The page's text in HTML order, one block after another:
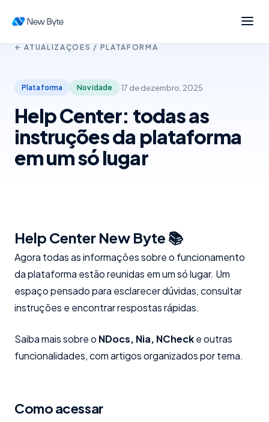
← ATUALIZAÇÕES / PLATAFORMA
Plataforma Novidade ·17 de dezembro, 2025
Help Center: todas as
instruções da plataforma
em um só lugar
Help Center New Byte 📚
Agora todas as informações sobre o funcionamento
da plataforma estão reunidas em um só lugar. Um
espaço pensado para esclarecer dúvidas, consultar
instruções e encontrar respostas rápidas.
Saiba mais sobre o NDocs, Nia, NChecke outras
funcionalidades, com artigos organizados por tema.
Como acessar